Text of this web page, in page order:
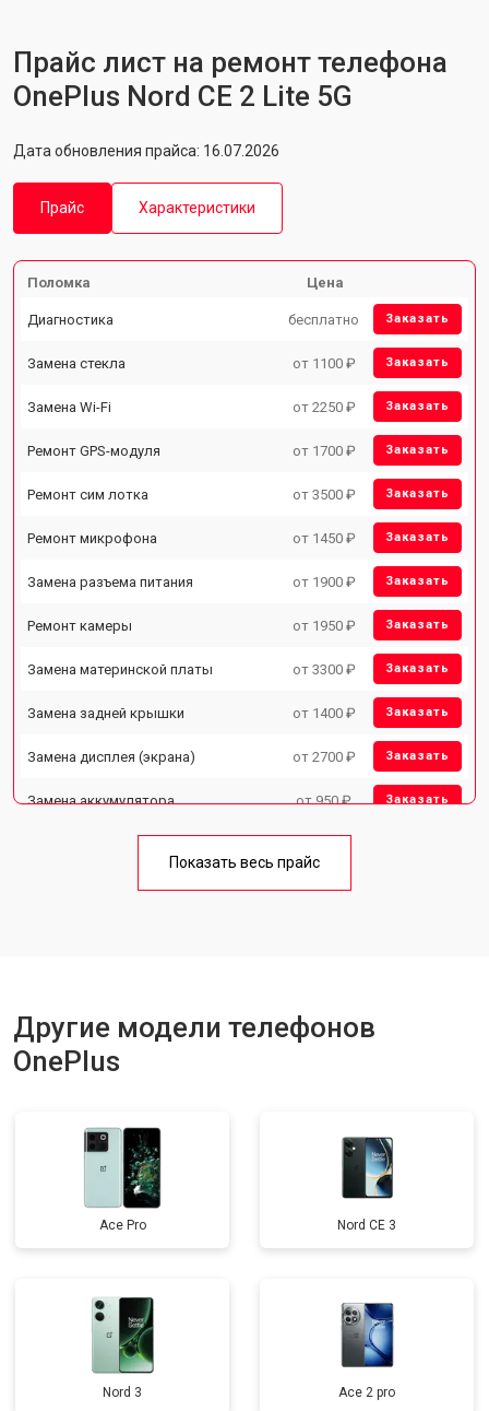
Прайс лист на ремонт телефона
OnePlus Nord CE 2 Lite 5G
Дата обновления прайса: 16.07.2026
Прайс Характеристики
Поломка Цена
Диагностика бесплатно Заказать
Замена стекла от 1100 ₽ Заказать
Замена Wi-Fi от 2250 ₽ Заказать
Ремонт GPS-модуля от 1700 ₽ Заказать
Ремонт сим лотка от 3500 ₽ Заказать
Ремонт микрофона от 1450 ₽ Заказать
Замена разъема питания от 1900 ₽ Заказать
Ремонт камеры от 1950 ₽ Заказать
Замена материнской платы от 3300 ₽ Заказать
Замена задней крышки от 1400 ₽ Заказать
Замена дисплея (экрана) от 2700 ₽ Заказать
Замена аккумулятора от 950 ₽ Заказать
Ремонт цепи питания от 3200 ₽
Показать весь прайс
Другие модели телефонов
OnePlus
Ace Pro Nord CE 3
Nord 3 Ace 2 pro